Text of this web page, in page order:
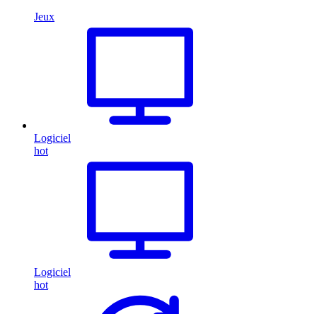
Jeux
Logiciel
hot
Logiciel
hot